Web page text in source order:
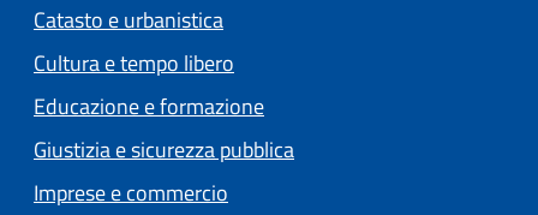
Catasto e urbanistica
Cultura e tempo libero
Educazione e formazione
Giustizia e sicurezza pubblica
Imprese e commercio